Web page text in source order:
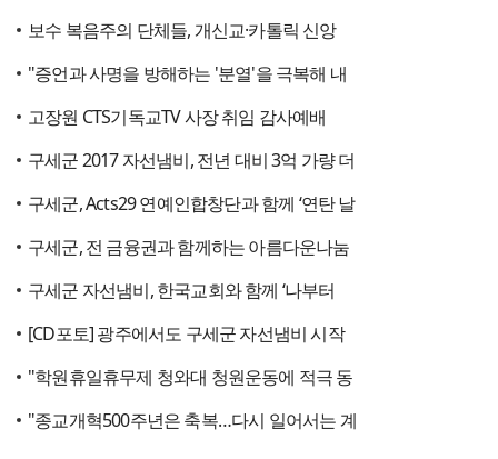
보수 복음주의 단체들, 개신교·카톨릭 신앙
"증언과 사명을 방해하는 '분열'을 극복해 내
고장원 CTS기독교TV 사장 취임 감사예배
구세군 2017 자선냄비, 전년 대비 3억 가량 더
구세군, Acts29 연예인합창단과 함께 ‘연탄 날
구세군, 전 금융권과 함께하는 아름다운나눔
구세군 자선냄비, 한국교회와 함께 ‘나부터
[CD포토] 광주에서도 구세군 자선냄비 시작
"학원휴일휴무제 청와대 청원운동에 적극 동
"종교개혁500주년은 축복…다시 일어서는 계